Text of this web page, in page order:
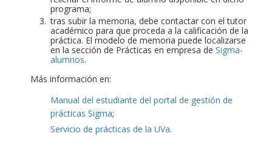
programa;
tras subir la memoria, debe contactar con el tutor
académico para que proceda a la calificación de la
práctica. El modelo de memoria puede localizarse
en la sección de Prácticas en empresa de Sigma-
alumnos.
Más información en:
Manual del estudiante del portal de gestión de
prácticas Sigma;
Servicio de prácticas de la UVa.